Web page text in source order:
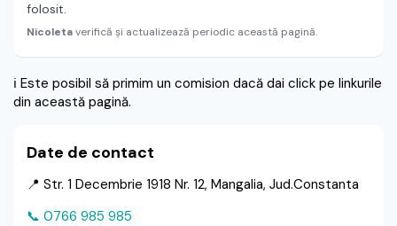
folosit.
Nicoletaverifică și actualizează periodic această pagină.
ℹ️ Este posibil să primim un comision dacă dai click pe linkurile
din această pagină.
Date de contact
📍 Str. 1 Decembrie 1918 Nr. 12, Mangalia, Jud.Constanta
📞 0766 985 985